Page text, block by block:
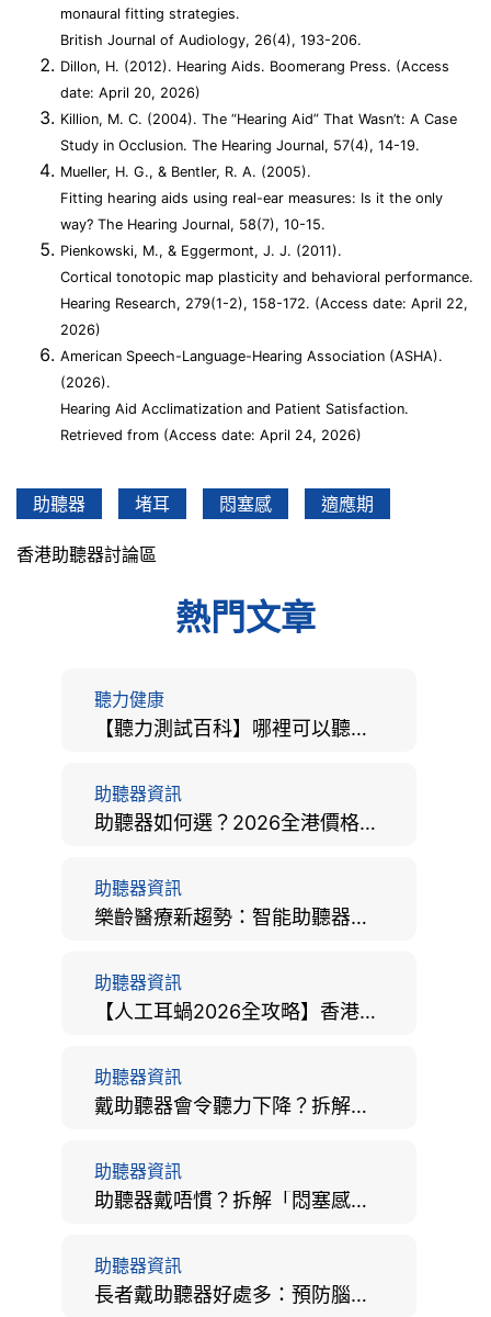
monaural fitting strategies.
British Journal of Audiology, 26(4), 193-206.
Dillon, H. (2012). Hearing Aids. Boomerang Press. (Access
date: April 20, 2026)
Killion, M. C. (2004). The “Hearing Aid” That Wasn’t: A Case
Study in Occlusion. The Hearing Journal, 57(4), 14-19.
Mueller, H. G., & Bentler, R. A. (2005).
Fitting hearing aids using real-ear measures: Is it the only
way? The Hearing Journal, 58(7), 10-15.
Pienkowski, M., & Eggermont, J. J. (2011).
Cortical tonotopic map plasticity and behavioral performance.
Hearing Research, 279(1-2), 158-172. (Access date: April 22,
2026)
American Speech-Language-Hearing Association (ASHA).
(2026).
Hearing Aid Acclimatization and Patient Satisfaction.
Retrieved from (Access date: April 24, 2026)
助聽器 堵耳 悶塞感 適應期
香港助聽器討論區
熱門文章
聽力健康
【聽力測試百科】哪裡可以聽力檢查？費用、標準、流程、在家聽力檢測與iPhone測試全攻略
助聽器資訊
助聽器如何選？2026全港價格比較、款式分析及老人選購全攻略
助聽器資訊
樂齡醫療新趨勢：智能助聽器結合 AI 眼底相機，如何全方位守護長者健康？
助聽器資訊
【人工耳蝸2026全攻略】香港手術費用、原理與副作用評估！
助聽器資訊
戴助聽器會令聽力下降？拆解越戴越聾迷思與聽覺剝奪真相
助聽器資訊
助聽器戴唔慣？拆解「悶塞感」成因、堵耳效應與 4 週適應期全攻略
助聽器資訊
長者戴助聽器好處多：預防腦退化、9大誤區破解及家屬陪伴全手冊